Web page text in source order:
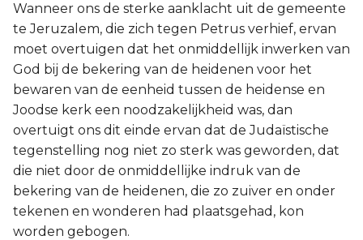
Wanneer ons de sterke aanklacht uit de gemeente
te Jeruzalem, die zich tegen Petrus verhief, ervan
moet overtuigen dat het onmiddellijk inwerken van
God bij de bekering van de heidenen voor het
bewaren van de eenheid tussen de heidense en
Joodse kerk een noodzakelijkheid was, dan
overtuigt ons dit einde ervan dat de Judaïstische
tegenstelling nog niet zo sterk was geworden, dat
die niet door de onmiddellijke indruk van de
bekering van de heidenen, die zo zuiver en onder
tekenen en wonderen had plaatsgehad, kon
worden gebogen.